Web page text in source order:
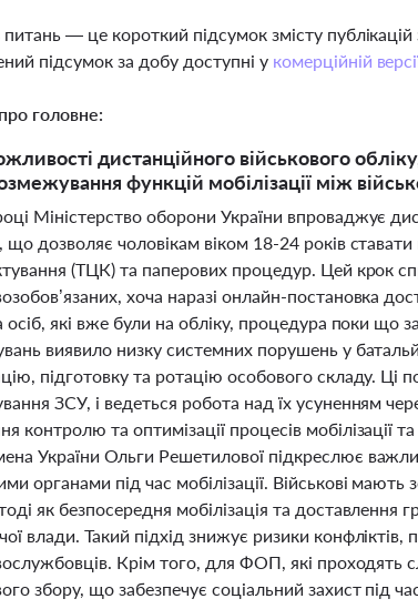
— це короткий підсумок змісту
підсумок за добу доступні у комерційній
головне:
дистанційного військового
функцій мобілізації між
Міністерство оборони України впроваджує
що дозволяє чоловікам віком 18-24 років ставати
(ТЦК) та паперових процедур. Цей крок
хоча наразі онлайн-постановка
осіб, які вже були на обліку, процедура поки
виявило низку системних порушень у
підготовку та ротацію особового складу.
ЗСУ, і ведеться робота над їх усуненням
контролю та оптимізації процесів мобілізації
України Ольги Решетилової підкреслює
органами під час мобілізації. Військові
як безпосередня мобілізація та
влади. Такий підхід знижує ризики конфліктів,
Крім того, для ФОП, які проходять
збору, що забезпечує соціальний захист під